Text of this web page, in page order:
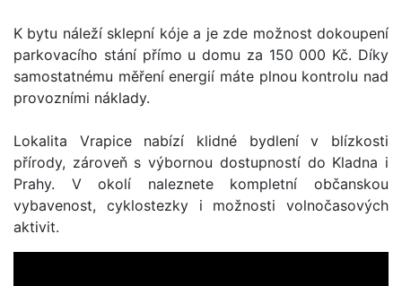
K bytu náleží sklepní kóje a je zde možnost dokoupení
parkovacího stání přímo u domu za 150 000 Kč. Díky
samostatnému měření energií máte plnou kontrolu nad
provozními náklady.
Lokalita Vrapice nabízí klidné bydlení v blízkosti
přírody, zároveň s výbornou dostupností do Kladna i
Prahy. V okolí naleznete kompletní občanskou
vybavenost, cyklostezky i možnosti volnočasových
aktivit.